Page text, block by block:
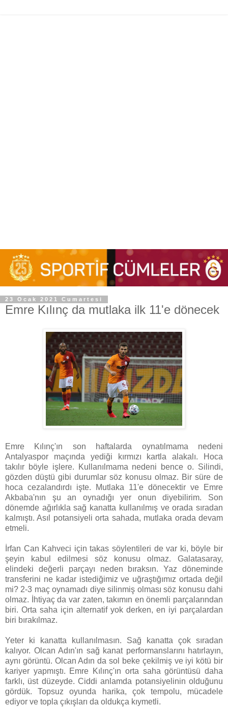
23 Ocak 2021 Cumartesi
Emre Kılınç da mutlaka ilk 11'e dönecek
Emre Kılınç'ın son haftalarda oynatılmama nedeni
Antalyaspor maçında yediği kırmızı kartla alakalı. Hoca
takılır böyle işlere. Kullanılmama nedeni bence o. Silindi,
gözden düştü gibi durumlar söz konusu olmaz. Bir süre de
hoca cezalandırdı işte. Mutlaka 11'e dönecektir ve Emre
Akbaba'nın şu an oynadığı yer onun diyebilirim. Son
dönemde ağırlıkla sağ kanatta kullanılmış ve orada sıradan
kalmıştı. Asıl potansiyeli orta sahada, mutlaka orada devam
etmeli.
İrfan Can Kahveci için takas söylentileri de var ki, böyle bir
şeyin kabul edilmesi söz konusu olmaz. Galatasaray,
elindeki değerli parçayı neden bıraksın. Yaz döneminde
transferini ne kadar istediğimiz ve uğraştığımız ortada değil
mi? 2-3 maç oynamadı diye silinmiş olması söz konusu dahi
olmaz. İhtiyaç da var zaten, takımın en önemli parçalarından
biri. Orta saha için alternatif yok derken, en iyi parçalardan
biri bırakılmaz.
Yeter ki kanatta kullanılmasın. Sağ kanatta çok sıradan
kalıyor. Olcan Adın'ın sağ kanat performanslarını hatırlayın,
aynı görüntü. Olcan Adın da sol beke çekilmiş ve iyi kötü bir
kariyer yapmıştı. Emre Kılınç'ın orta saha görüntüsü daha
farklı, üst düzeyde. Ciddi anlamda potansiyelinin olduğunu
gördük. Topsuz oyunda harika, çok tempolu, mücadele
ediyor ve topla çıkışları da oldukça kıymetli.